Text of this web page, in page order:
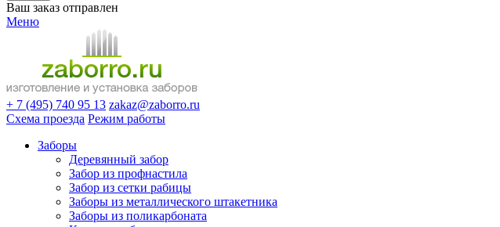
Ваш заказ отправлен
Меню
+ 7 (495) 740 95 13 zakaz@zaborro.ru
Схема проезда Режим работы
Заборы
Деревянный забор
Забор из профнастила
Забор из сетки рабицы
Заборы из металлического штакетника
Заборы из поликарбоната